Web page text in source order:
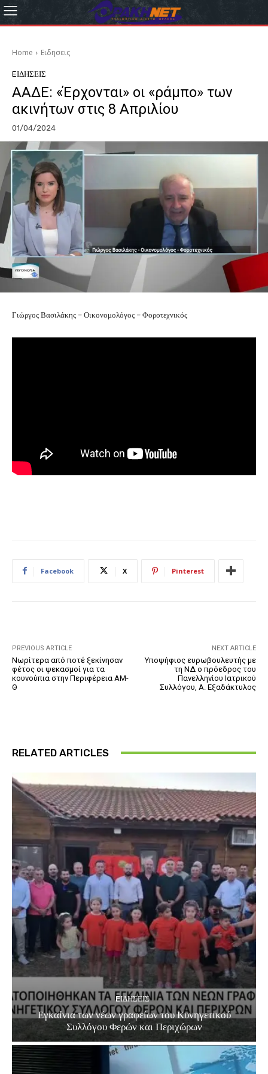
Home Eιδησεις
EΙΔΗΣΕΙΣ
ΑΑΔΕ: «Έρχονται» οι «ράμπο» των
ακινήτων στις 8 Απριλίου
01/04/2024
Γιώργος Βασιλάκης – Οικονομολόγος – Φοροτεχνικός
Facebook X Pinterest
PREVIOUS ARTICLE
Νωρίτερα από ποτέ ξεκίνησαν
φέτος οι ψεκασμοί για τα
κουνούπια στην Περιφέρεια ΑΜ-
Θ
NEXT ARTICLE
Υποψήφιος ευρωβουλευτής με
τη ΝΔ ο πρόεδρος του
Πανελληνίου Ιατρικού
Συλλόγου, Α. Εξαδάκτυλος
RELATED ARTICLES
EΙΔΗΣΕΙΣ
Εγκαίνια των νέων γραφείων του Κυνηγετικού
Συλλόγου Φερών και Περιχώρων